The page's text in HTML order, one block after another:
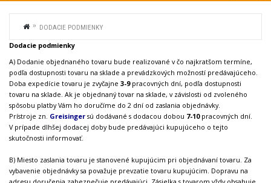
DODACIE PODMIENKY
Dodacie podmienky
A) Dodanie objednaného tovaru bude realizované v čo najkratšom termíne,
podľa dostupnosti tovaru na sklade a prevádzkových možností predávajúceho.
Doba expedície tovaru je zvyčajne 3-9pracovných dní, podľa dostupnosti
tovaru na sklade. Ak je objednaný tovar na sklade, v závislosti od zvoleného
spôsobu platby Vám ho doručíme do 2 dní od zaslania objednávky.
Prístroje zn. Greisinger sú dodávané s dodacou dobou 7-10pracovných dní.
V prípade dlhšej dodacej doby bude predávajúci kupujúceho o tejto
skutočnosti informovať.
B) Miesto zaslania tovaru je stanovené kupujúcim pri objednávaní tovaru. Za
vybavenie objednávky sa považuje prevzatie tovaru kupujúcim. Dopravu na